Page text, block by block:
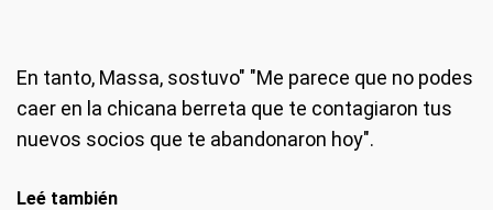
En tanto, Massa, sostuvo" "Me parece que no podes
caer en la chicana berreta que te contagiaron tus
nuevos socios que te abandonaron hoy".
Leé también